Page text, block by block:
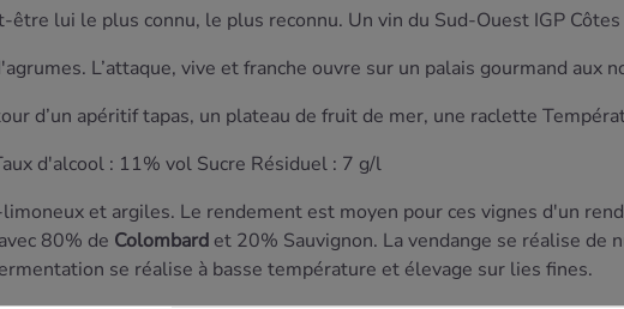
être lui le plus connu, le plus reconnu. Un vin du Sud-Ouest IGP Côtes
L’attaque, vive et franche ouvre sur un palais gourmand aux
d’un apéritif tapas, un plateau de fruit de mer, une raclette
d'alcool : 11% vol Sucre Résiduel : 7 g/l
et argiles. Le rendement est moyen pour ces vignes d'un
80% de Colombard et 20% Sauvignon. La vendange se réalise de
se réalise à basse température et élevage sur lies fines.